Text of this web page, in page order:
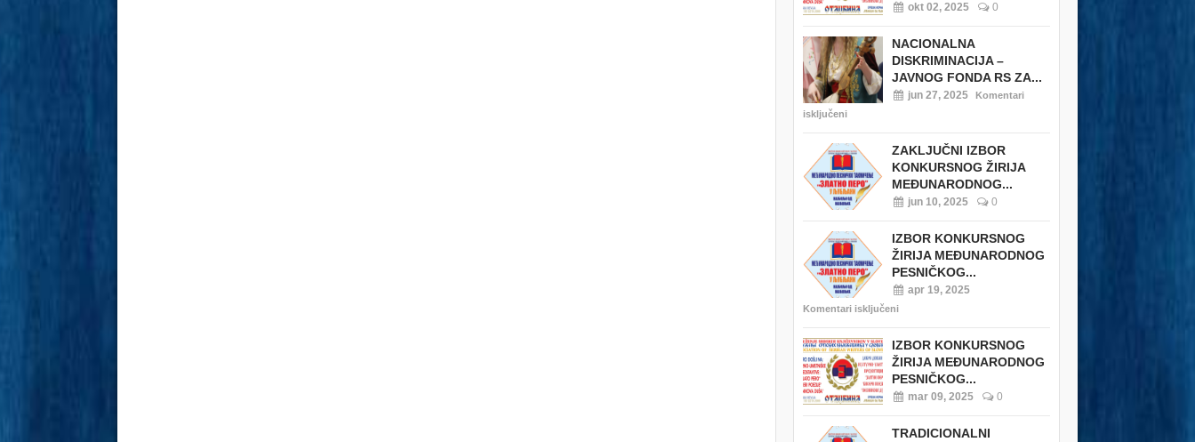
okt 02, 2025 0
NACIONALNA
DISKRIMINACIJA –
JAVNOG FONDA RS ZA...
jun 27, 2025
Komentari
isključeni
ZAKLJUČNI IZBOR
KONKURSNOG ŽIRIJA
MEĐUNARODNOG...
jun 10, 2025 0
IZBOR KONKURSNOG
ŽIRIJA MEĐUNARODNOG
PESNIČKOG...
apr 19, 2025
Komentari isključeni
IZBOR KONKURSNOG
ŽIRIJA MEĐUNARODNOG
PESNIČKOG...
mar 09, 2025 0
TRADICIONALNI